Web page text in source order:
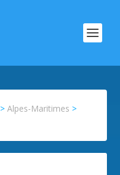
>Alpes-Maritimes >